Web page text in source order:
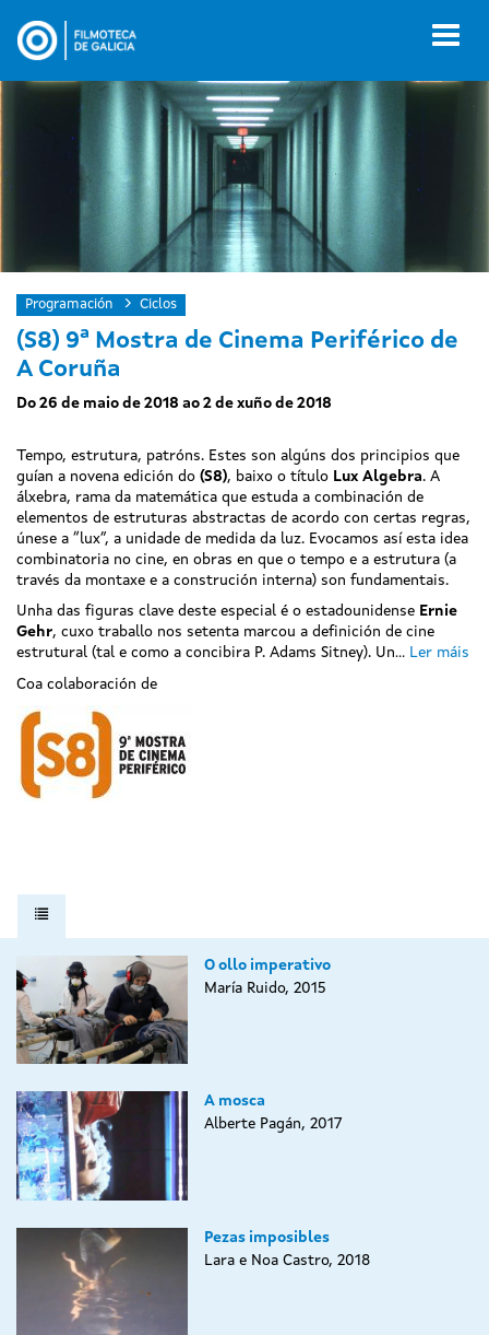
contido
Programación Ciclos
(S8) 9ª Mostra de Cinema Periférico de
A Coruña
Do 26 de maio de 2018 ao 2 de xuño de 2018
Tempo, estrutura, patróns. Estes son algúns dos principios que
guían a novena edición do (S8), baixo o título Lux Algebra. A
álxebra, rama da matemática que estuda a combinación de
elementos de estruturas abstractas de acordo con certas regras,
únese a “lux”, a unidade de medida da luz. Evocamos así esta idea
combinatoria no cine, en obras en que o tempo e a estrutura (a
través da montaxe e a construción interna) son fundamentais.
Unha das figuras clave deste especial é o estadounidense Ernie
Gehr, cuxo traballo nos setenta marcou a definición de cine
estrutural (tal e como a concibira P. Adams Sitney). Un... Ler máis
Coa colaboración de
O ollo imperativo
María Ruido, 2015
A mosca
Alberte Pagán, 2017
Pezas imposibles
Lara e Noa Castro, 2018